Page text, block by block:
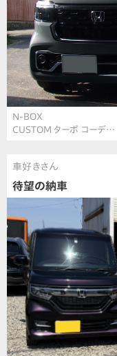
N-BOX
CUSTOM ターボ コーデ…
車好きさん
待望の納車